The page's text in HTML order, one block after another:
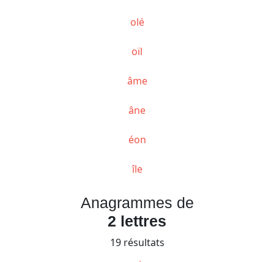
olé
oïl
âme
âne
éon
île
Anagrammes de
2 lettres
19 résultats